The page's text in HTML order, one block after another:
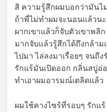
สิ ความรู้สึกผมบอกว่ามันไ
ถ้าพี่ไม่ทำผมจะนอนแล้วน
ผากเขาแล้วก็จับตัวเขาพลิ
มากจับแล้วรู้สึกได้ถึงกล้าม
ไปมา ไล่ลงมาเรื่อยๆ จนถึ
รักแร้มันเปิดออก กลิ่นสบู่อ่
ทำเอาผมอารมณ์เตลิดแล้ว
ผมใช้คางไซร้ที่รอบๆ รักแ